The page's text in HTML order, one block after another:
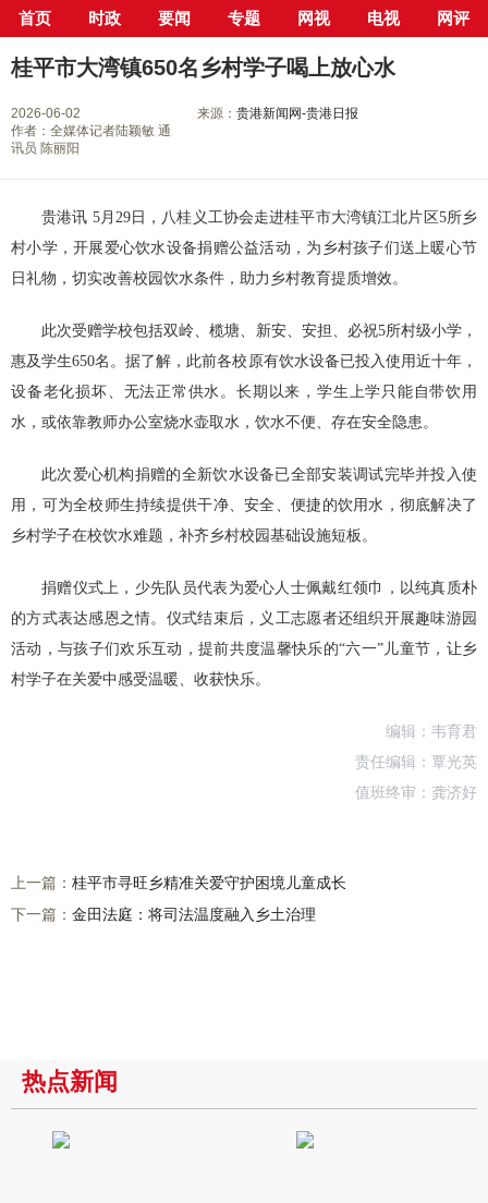
首页 时政 要闻 专题 网视 电视 网评
当前位置： 首页> 新闻中心> 县市区> 桂平市> 正文
桂平市大湾镇650名乡村学子喝上放心水
2026-06-02 来源：贵港新闻网-贵港日报
作者：全媒体记者陆颖敏 通
讯员 陈丽阳
贵港讯 5月29日，八桂义工协会走进桂平市大湾镇江北片区5所乡
村小学，开展爱心饮水设备捐赠公益活动，为乡村孩子们送上暖心节
日礼物，切实改善校园饮水条件，助力乡村教育提质增效。
此次受赠学校包括双岭、榄塘、新安、安担、必祝5所村级小学，
惠及学生650名。据了解，此前各校原有饮水设备已投入使用近十年，
设备老化损坏、无法正常供水。长期以来，学生上学只能自带饮用
水，或依靠教师办公室烧水壶取水，饮水不便、存在安全隐患。
此次爱心机构捐赠的全新饮水设备已全部安装调试完毕并投入使
用，可为全校师生持续提供干净、安全、便捷的饮用水，彻底解决了
乡村学子在校饮水难题，补齐乡村校园基础设施短板。
捐赠仪式上，少先队员代表为爱心人士佩戴红领巾，以纯真质朴
的方式表达感恩之情。仪式结束后，义工志愿者还组织开展趣味游园
活动，与孩子们欢乐互动，提前共度温馨快乐的“六一”儿童节，让乡
村学子在关爱中感受温暖、收获快乐。
编辑：韦育君
责任编辑：覃光英
值班终审：龚济好
上一篇： 桂平市寻旺乡精准关爱守护困境儿童成长
下一篇： 金田法庭：将司法温度融入乡土治理
热点新闻